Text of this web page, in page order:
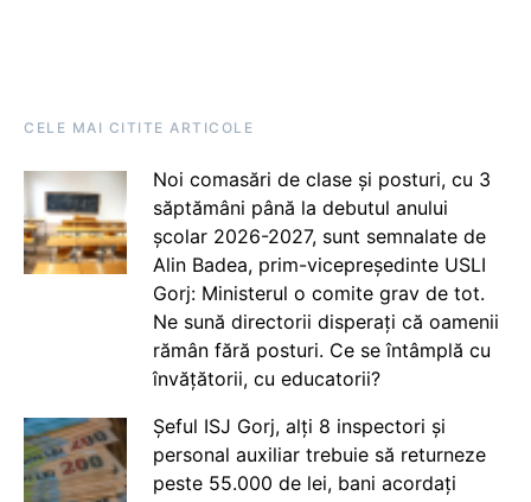
CELE MAI CITITE ARTICOLE
Noi comasări de clase și posturi, cu 3
săptămâni până la debutul anului
școlar 2026-2027, sunt semnalate de
Alin Badea, prim-vicepreședinte USLI
Gorj: Ministerul o comite grav de tot.
Ne sună directorii disperați că oamenii
rămân fără posturi. Ce se întâmplă cu
învățătorii, cu educatorii?
Șeful ISJ Gorj, alți 8 inspectori și
personal auxiliar trebuie să returneze
peste 55.000 de lei, bani acordați